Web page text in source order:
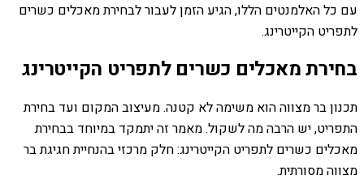
עם כל האלמנטים הללו, הגיע הזמן לעבור לבחירת מאכלים כשרים
לתפריט הקייטרינג.
בחירת מאכלים כשרים לתפריט הקייטרינג
תכנון בר מצווה הוא משימה לא קטנה. מעיצוב המקום ועד בחירת
התפריט, יש הרבה מה לשקול. מאמר זה יתמקד במיוחד בבחירת
מאכלים כשרים לתפריט הקייטרינג: חלק מרכזי בהנחיית חגיגת בר
מצווה מסורתית.